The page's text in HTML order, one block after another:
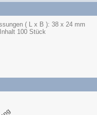
( L x B ): 38 x 24 mm
100 Stück